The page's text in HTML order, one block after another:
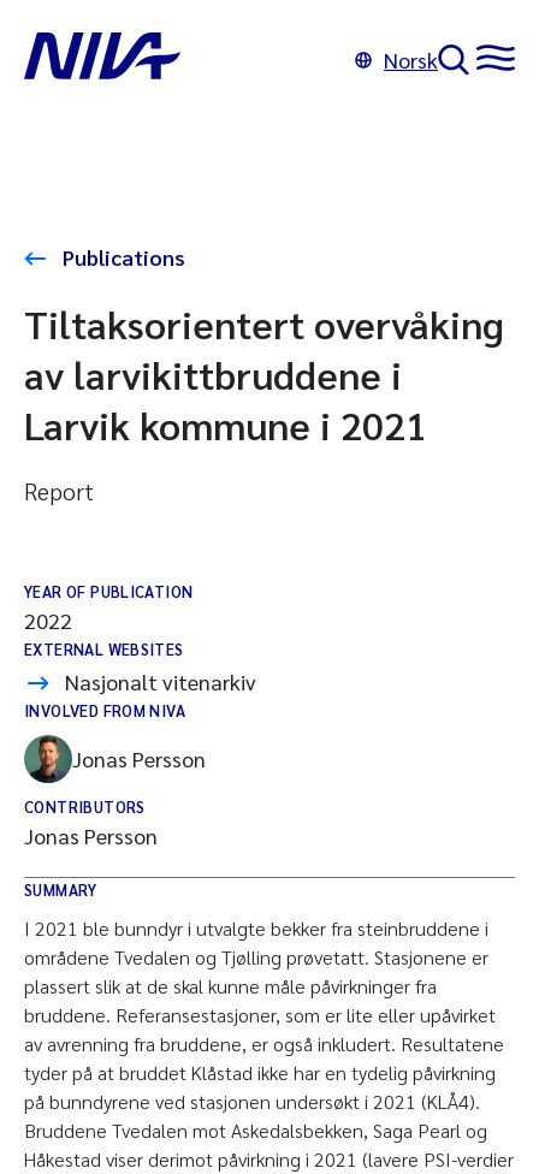
Norsk
Publications
Tiltaksorientert overvåking
av larvikittbruddene i
Larvik kommune i 2021
Report
YEAR OF PUBLICATION
2022
EXTERNAL WEBSITES
Nasjonalt vitenarkiv
INVOLVED FROM NIVA
Jonas Persson
CONTRIBUTORS
Jonas Persson
SUMMARY
I 2021 ble bunndyr i utvalgte bekker fra steinbruddene i
områdene Tvedalen og Tjølling prøvetatt. Stasjonene er
plassert slik at de skal kunne måle påvirkninger fra
bruddene. Referansestasjoner, som er lite eller upåvirket
av avrenning fra bruddene, er også inkludert. Resultatene
tyder på at bruddet Klåstad ikke har en tydelig påvirkning
på bunndyrene ved stasjonen undersøkt i 2021 (KLÅ4).
Bruddene Tvedalen mot Askedalsbekken, Saga Pearl og
Håkestad viser derimot påvirkning i 2021 (lavere PSI-verdier